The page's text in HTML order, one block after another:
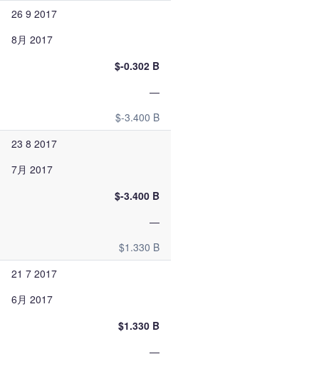
26 9 2017
8月 2017
$-0.302 B
—
$-3.400 B
23 8 2017
7月 2017
$-3.400 B
—
$1.330 B
21 7 2017
6月 2017
$1.330 B
—